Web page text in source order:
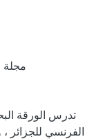
مجلة
تدرس الورقة
الفرنسي للجزائر